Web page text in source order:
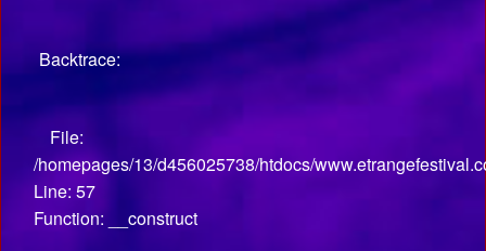
Backtrace:
File:
/homepages/13/d456025738/htdocs/
Line: 57
Function: __construct